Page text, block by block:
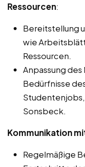
Ressourcen:
Bereitstellung
wie
Ressourcen.
Anpassung des
Bedürfnisse
Sonsbeck.
Kommunikation
Regelmäßige